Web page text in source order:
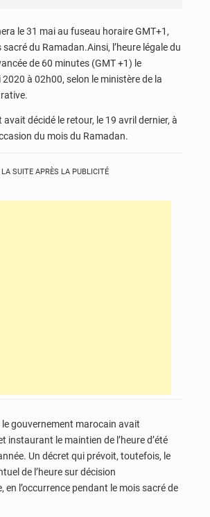
le 31 mai au fuseau horaire GMT+1,
du Ramadan.Ainsi, l’heure légale du
de 60 minutes (GMT +1) le
à 02h00, selon le ministère de la
décidé le retour, le 19 avril dernier, à
du mois du Ramadan.
LA SUITE APRÈS LA PUBLICITÉ
gouvernement marocain avait
instaurant le maintien de l’heure d’été
Un décret qui prévoit, toutefois, le
de l’heure sur décision
en l’occurrence pendant le mois sacré de